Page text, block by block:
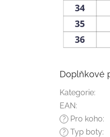
Doplňkové
Kategorie:
EAN:
? Pro koho:
? Typ boty: